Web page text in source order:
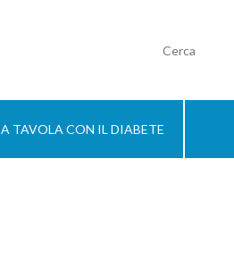
A TAVOLA CON IL DIABETE